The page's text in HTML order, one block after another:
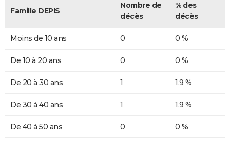
Famille DEPIS
Nombre de
décès
% des
décès
Moins de 10 ans 0 0 %
De 10 à 20 ans 0 0 %
De 20 à 30 ans 1 1,9 %
De 30 à 40 ans 1 1,9 %
De 40 à 50 ans 0 0 %